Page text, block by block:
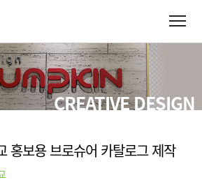
CREATIVE DESIGN
홍보용 브로슈어 카탈로그 제작